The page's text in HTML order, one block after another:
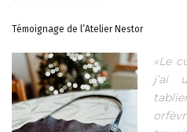
Témoignage de l’Atelier Nestor
«Le
j’ai